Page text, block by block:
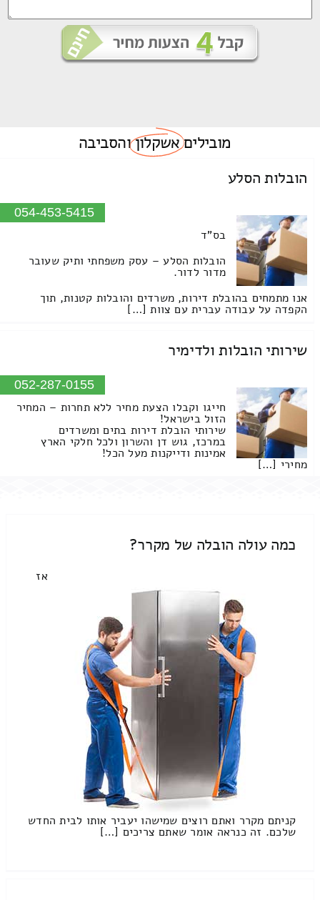
מוביליםאשקלוןוהסביבה
הובלות הסלע
054-453-5415
בס"ד
הובלות הסלע – עסק משפחתי ותיק שעובר
מדור לדור.
אנו מתמחים בהובלת דירות, משרדים והובלות קטנות, תוך
הקפדה על עבודה עברית עם צוות […]
שירותי הובלות ולדימיר
052-287-0155
חייגו וקבלו הצעת מחיר ללא תחרות – המחיר
הזול בישראל!
שירותי הובלת דירות בתים ומשרדים
במרכז, גוש דן והשרון ולכל חלקי הארץ
אמינות ודייקנות מעל הכל!
מחירי […]
כמה עולה הובלה של מקרר?
אז
קניתם מקרר ואתם רוצים שמישהו יעביר אותו לבית החדש
שלכם. זה כנראה אומר שאתם צריכים […]